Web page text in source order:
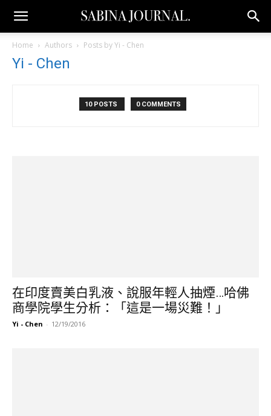
Home Authors Posts by Yi - Chen
Yi - Chen
10 POSTS 0 COMMENTS
在印度賣美白乳液、說服年輕人抽煙…哈佛
商學院學生分析：「這是一場災難！」
Yi - Chen - 12/19/2016